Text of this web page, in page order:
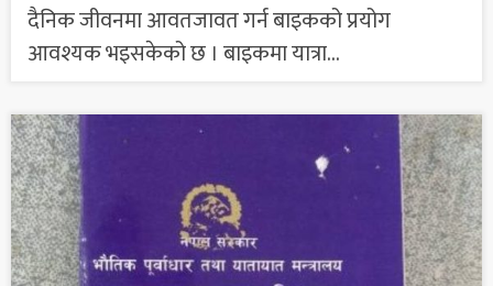
दैनिक जीवनमा आवतजावत गर्न बाइकको प्रयोग
आवश्यक भइसकेको छ । बाइकमा यात्रा...